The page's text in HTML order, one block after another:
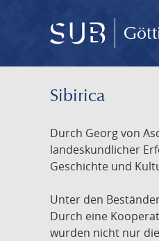
Sibirica
Durch Georg von
landeskundlicher
Geschichte und
Unter den
Durch eine
wurden nicht nur